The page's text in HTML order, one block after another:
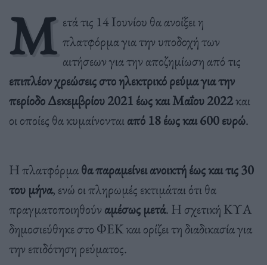
Μ ετά τις 14 Ιουνίου θα ανοίξει η
πλατφόρμα για την υποδοχή των
αιτήσεων για την αποζημίωση από τις
επιπλέον χρεώσεις στο ηλεκτρικό ρεύμα για την
περίοδο Δεκεμβρίου 2021 έως και Μαΐου 2022και
οι οποίες θα κυμαίνονταιαπό 18 έως και 600 ευρώ.
Η πλατφόρμαθα παραμείνει ανοικτή έως και τις 30
του μήνα, ενώ οι πληρωμές εκτιμάται ότι θα
πραγματοποιηθούν αμέσως μετά. Η σχετική ΚΥΑ
δημοσιεύθηκε στο ΦΕΚ και ορίζει τη διαδικασία για
την επιδότηση ρεύματος.